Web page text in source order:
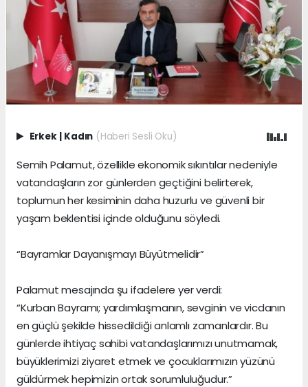
Erkek | Kadın (Haberi Sesli Oku)
Semih Palamut, özellikle ekonomik sıkıntılar nedeniyle
vatandaşların zor günlerden geçtiğini belirterek,
toplumun her kesiminin daha huzurlu ve güvenli bir
yaşam beklentisi içinde olduğunu söyledi.
“Bayramlar Dayanışmayı Büyütmelidir”
Palamut mesajında şu ifadelere yer verdi:
“Kurban Bayramı; yardımlaşmanın, sevginin ve vicdanın
en güçlü şekilde hissedildiği anlamlı zamanlardır. Bu
günlerde ihtiyaç sahibi vatandaşlarımızı unutmamak,
büyüklerimizi ziyaret etmek ve çocuklarımızın yüzünü
güldürmek hepimizin ortak sorumluluğudur.”